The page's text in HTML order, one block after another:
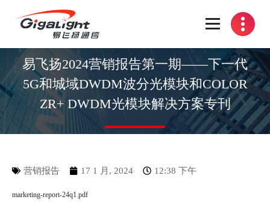
开放光网络器件的向导
易飞扬2024营销报告第一期——下一代
5G和城域DWDM波分光模块和COLOR
ZR+ DWDM光模块解决方案专刊
营销报告 17 1 月, 2024 12:38 下午
marketing-report-24q1.pdf